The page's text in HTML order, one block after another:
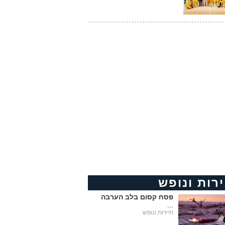
ונופש
פסח קסום בלב הערבה
תיירות ונופש